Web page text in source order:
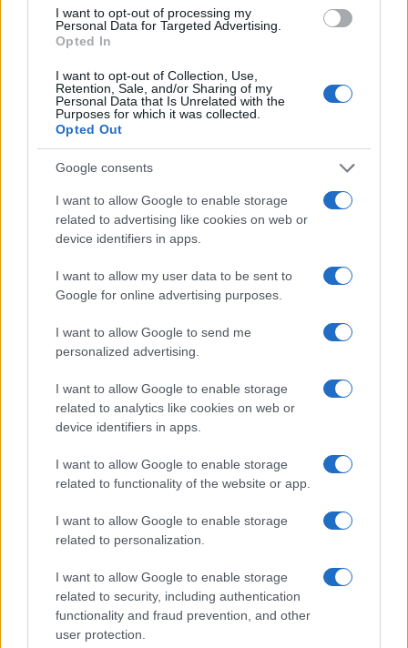
I want to opt-out of processing my
Personal Data for Targeted Advertising.
Opted In
I want to opt-out of Collection, Use,
Retention, Sale, and/or Sharing of my
Personal Data that Is Unrelated with the
Purposes for which it was collected.
Opted Out
Google consents
I want to allow Google to enable storage
related to advertising like cookies on web or
device identifiers in apps.
I want to allow my user data to be sent to
Google for online advertising purposes.
I want to allow Google to send me
personalized advertising.
I want to allow Google to enable storage
related to analytics like cookies on web or
device identifiers in apps.
I want to allow Google to enable storage
related to functionality of the website or app.
I want to allow Google to enable storage
related to personalization.
I want to allow Google to enable storage
related to security, including authentication
functionality and fraud prevention, and other
user protection.
Inviaci le tue segnalazioni,
Su WhatsApp al numero +39
345 356 7512
Entra nel canale telegram di
GalluraOggi.it
Ricevi le nostre ultime news
daGoogle News
F
a
ce
b
o
o
T
w
it
te
r
Pi
n
te
re
st
W
h
at
s
A
S
h
re
Prossimo articolo